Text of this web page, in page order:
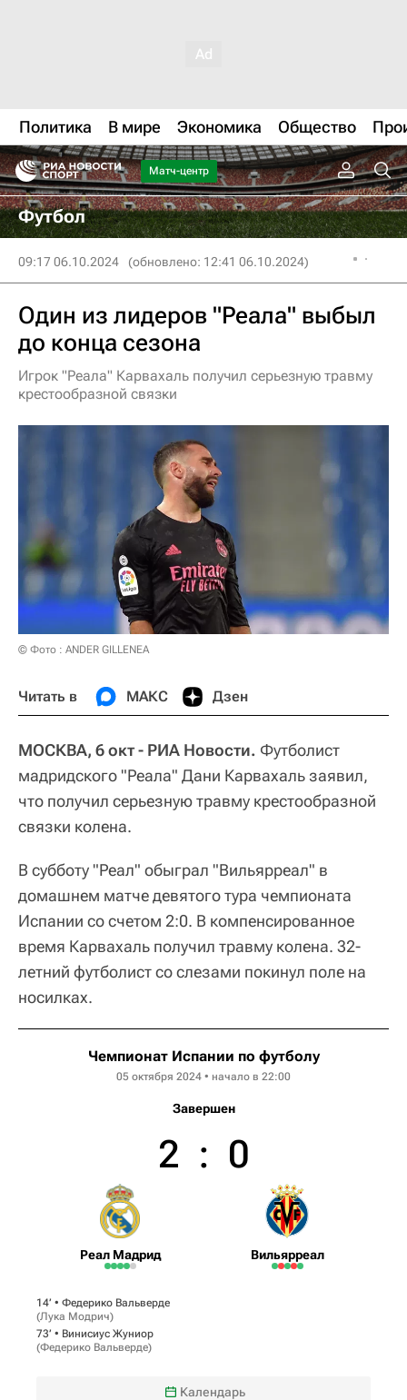
Политика В мире Экономика Общество
Матч-центр
Футбол
09:17 06.10.2024 (обновлено: 12:41 06.10.2024)
Один из лидеров "Реала" выбыл
до конца сезона
Игрок "Реала" Карвахаль получил серьезную травму
крестообразной связки
© Фото : ANDER GILLENEA
Читать в МАКС Дзен
МОСКВА, 6 окт - РИА Новости. Футболист
мадридского "Реала" Дани Карвахаль заявил,
что получил серьезную травму крестообразной
связки колена.
В субботу "Реал" обыграл "Вильярреал" в
домашнем матче девятого тура чемпионата
Испании со счетом 2:0. В компенсированное
время Карвахаль получил травму колена. 32-
летний футболист со слезами покинул поле на
носилках.
Чемпионат Испании по футболу
05 октября 2024 • начало в 22:00
Завершен
Реал Мадрид
2 : 0
Вильярреал
14‎’‎ • Федерико Вальверде
(Лука Модрич)
73‎’‎ • Винисиус Жуниор
(Федерико Вальверде)
Календарь